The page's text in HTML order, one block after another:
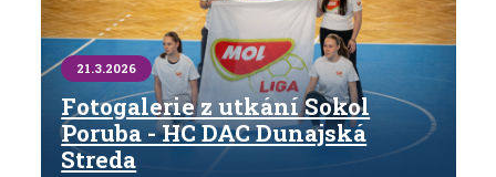
21.3.2026
Fotogalerie z utkání Sokol
Poruba - HC DAC Dunajská
Streda